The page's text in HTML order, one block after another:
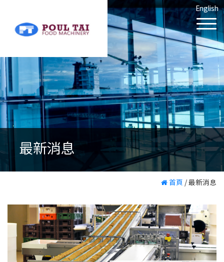
English
最新消息
首頁 /最新消息